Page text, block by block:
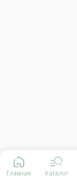
Главная Каталог